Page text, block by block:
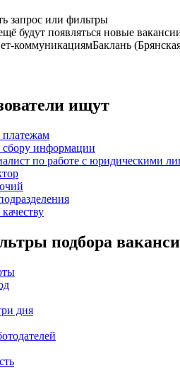
запрос или фильтры
будут появляться новые
коммуникациямБаклань
ищут
платежам
сбору информации
по работе с юридическими
подбора
дня